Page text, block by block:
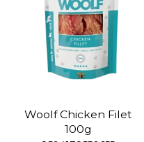
Woolf Chicken Filet
100g